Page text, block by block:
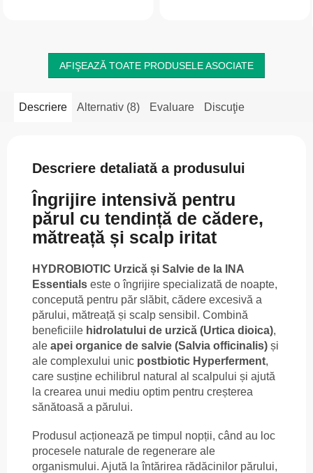
AFIŞEAZĂ TOATE PRODUSELE ASOCIATE
Descriere Alternativ (8) Evaluare Discuţie
Descriere detaliată a produsului
Îngrijire intensivă pentru
părul cu tendință de cădere,
mătreață și scalp iritat
HYDROBIOTIC Urzică și Salvie de la INA
Essentials este o îngrijire specializată de noapte,
concepută pentru păr slăbit, cădere excesivă a
părului, mătreață și scalp sensibil. Combină
beneficiile hidrolatului de urzică (Urtica dioica),
ale apei organice de salvie (Salvia officinalis) și
ale complexului unic postbiotic Hyperferment,
care susține echilibrul natural al scalpului și ajută
la crearea unui mediu optim pentru creșterea
sănătoasă a părului.
Produsul acționează pe timpul nopții, când au loc
procesele naturale de regenerare ale
organismului. Ajută la întărirea rădăcinilor părului,